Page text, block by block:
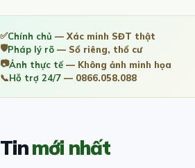
✅Chính chủ — Xác minh SĐT thật
🛡️Pháp lý rõ — Sổ riêng, thổ cư
📷Ảnh thực tế— Không ảnh minh họa
📞Hỗ trợ 24/7 — 0866.058.088
Tinmới nhất